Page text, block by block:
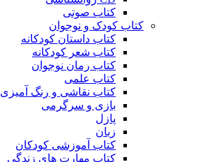
کتاب صوتی
کتاب کودک و نوجوان
کتاب داستان کودکانه
کتاب شعر کودکانه
کتاب رمان نوجوان
کتاب علمی
کتاب نقاشی و رنگ آمیزی
بازی و سرگرمی
پازل
زبان
کتاب آموزشی کودکان
کتاب مهارت های زندگی